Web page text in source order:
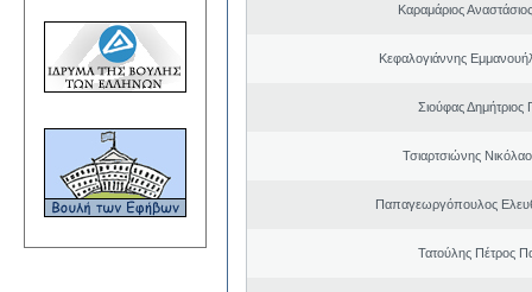
Καραμάριος
Κεφαλογιάννης
Σιούφας Δημήτριος
Τσιαρτσιώνης
Παπαγεωργόπουλος
Τατούλης Πέτρος